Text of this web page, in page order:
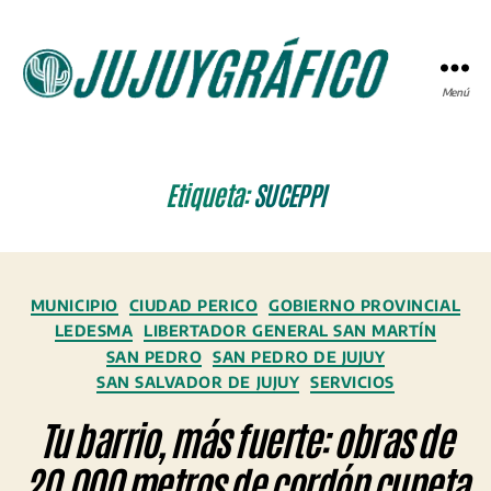
Menú
Etiqueta:SUCEPPI
Categorías
MUNICIPIO CIUDAD PERICO
GOBIERNO PROVINCIAL
LEDESMA
LIBERTADOR GENERAL SAN MARTÍN
SAN PEDRO SAN PEDRO DE JUJUY
SAN SALVADOR DE JUJUY SERVICIOS
Tu barrio, más fuerte: obras de